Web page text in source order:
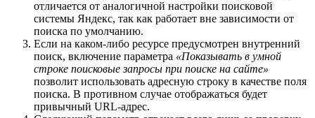
отличается от аналогичной настройки поисковой
системы Яндекс, так как работает вне зависимости от
поиска по умолчанию.
Если на каком-либо ресурсе предусмотрен внутренний
поиск, включение параметра «Показывать в умной
строке поисковые запросы при поиске на сайте»
позволит использовать адресную строку в качестве поля
поиска. В противном случае отображаться будет
привычный URL-адрес.